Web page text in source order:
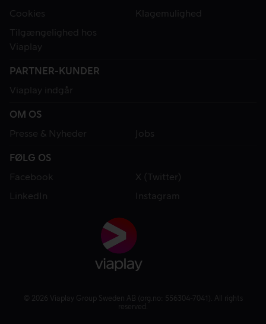
Cookies
Klagemulighed
Tilgængelighed hos
Viaplay
PARTNER-KUNDER
Viaplay indgår
OM OS
Presse & Nyheder
Jobs
FØLG OS
Facebook
X (Twitter)
LinkedIn
Instagram
© 2026 Viaplay Group Sweden AB (org.no: 556304-7041). All rights
reserved.